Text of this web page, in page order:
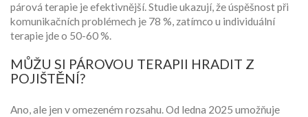
párová terapie je efektivnější. Studie ukazují, že úspěšnost při
komunikačních problémech je 78 %, zatímco u individuální
terapie jde o 50-60 %.
MŮŽU SI PÁROVOU TERAPII HRADIT Z
POJIŠTĚNÍ?
Ano, ale jen v omezeném rozsahu. Od ledna 2025 umožňuje